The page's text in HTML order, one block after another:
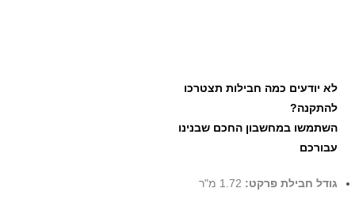
לא יודעים כמה חבילות תצטרכו
להתקנה?
השתמשו במחשבון החכם שבנינו
עבורכם
גודל חבילת פרקט: 1.72 מ"ר